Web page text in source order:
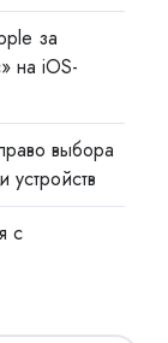
за
на iOS-
выбора
с